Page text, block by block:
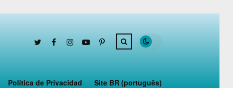
Política de Privacidad Site BR (português)